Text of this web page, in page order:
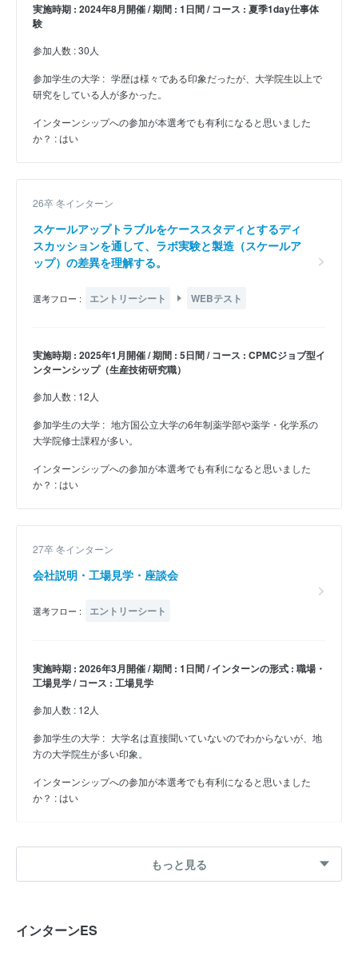
実施時期 : 2024年8月開催 / 期間 : 1日間 / コース : 夏季1day仕事体
験
参加人数 : 30人
参加学生の大学 : 学歴は様々である印象だったが、大学院生以上で
研究をしている人が多かった。
インターンシップへの参加が本選考でも有利になると思いました
か？ : はい
26卒 冬インターン
スケールアップトラブルをケーススタディとするディ
スカッションを通して、ラボ実験と製造（スケールア
ップ）の差異を理解する。
選考フロー : エントリーシート WEBテスト
実施時期 : 2025年1月開催 / 期間 : 5日間 / コース : CPMCジョブ型イ
ンターンシップ（生産技術研究職）
参加人数 : 12人
参加学生の大学 : 地方国公立大学の6年制薬学部や薬学・化学系の
大学院修士課程が多い。
インターンシップへの参加が本選考でも有利になると思いました
か？ : はい
27卒 冬インターン
会社説明・工場見学・座談会
選考フロー : エントリーシート
実施時期 : 2026年3月開催 / 期間 : 1日間 / インターンの形式 : 職場・
工場見学 / コース : 工場見学
参加人数 : 12人
参加学生の大学 : 大学名は直接聞いていないのでわからないが、地
方の大学院生が多い印象。
インターンシップへの参加が本選考でも有利になると思いました
か？ : はい
選考フロー : エントリーシート
もっと見る
インターンES